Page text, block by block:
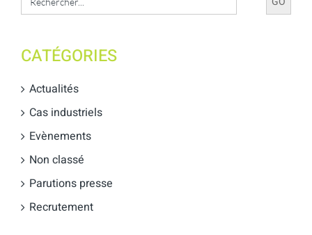
for:
CATÉGORIES
Actualités
Cas industriels
Evènements
Non classé
Parutions presse
Recrutement